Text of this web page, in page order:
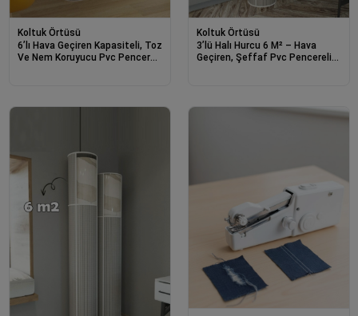
Koltuk Örtüsü
6’lı Hava Geçiren Kapasiteli, Toz
Ve Nem Koruyucu Pvc Pencereli
Koltuk Örtüsü
3’lü Halı Hurcu 6 M² – Hava
Geçiren, Şeffaf Pvc Pencereli